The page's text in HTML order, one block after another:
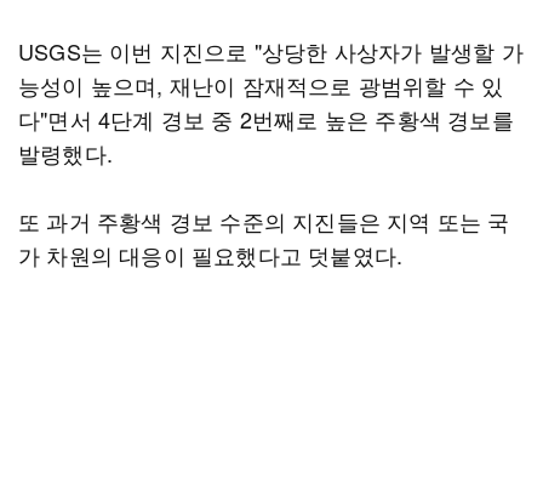
USGS는 이번 지진으로 "상당한 사상자가 발생할 가
능성이 높으며, 재난이 잠재적으로 광범위할 수 있
다"면서 4단계 경보 중 2번째로 높은 주황색 경보를
발령했다.
또 과거 주황색 경보 수준의 지진들은 지역 또는 국
가 차원의 대응이 필요했다고 덧붙였다.